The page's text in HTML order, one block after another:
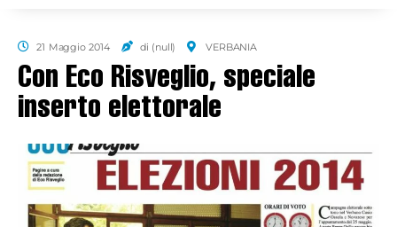
21 Maggio 2014 di (null) VERBANIA
Con Eco Risveglio, speciale
inserto elettorale